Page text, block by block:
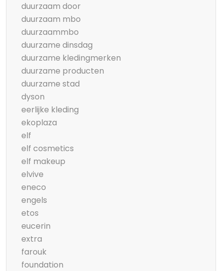
duurzaam door
duurzaam mbo
duurzaammbo
duurzame dinsdag
duurzame kledingmerken
duurzame producten
duurzame stad
dyson
eerlijke kleding
ekoplaza
elf
elf cosmetics
elf makeup
elvive
eneco
engels
etos
eucerin
extra
farouk
foundation